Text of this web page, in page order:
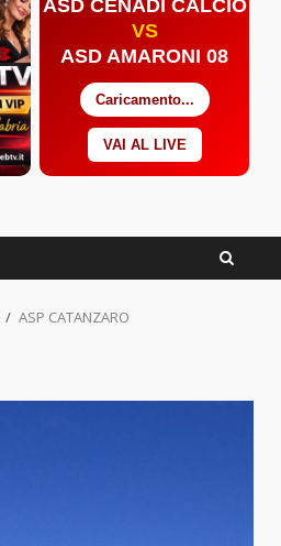
ASD CENADI CALCIO
VS
ASD AMARONI 08
Caricamento...
VAI AL LIVE
ASP CATANZARO